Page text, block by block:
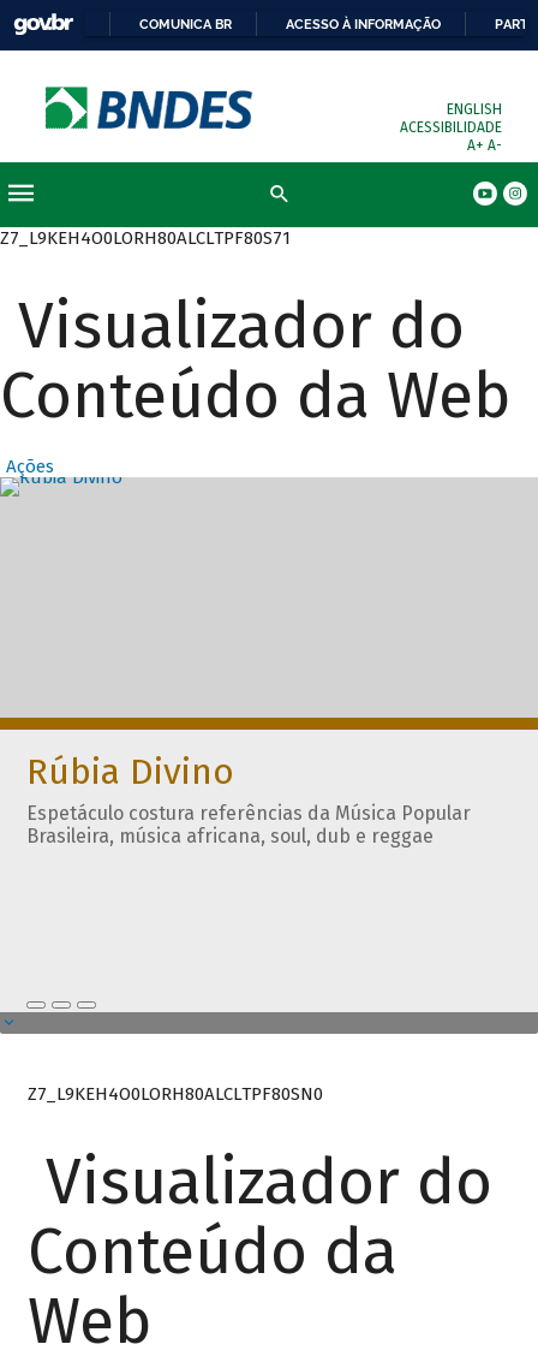
COMUNICA BR ACESSO À INFORMAÇÃO
ENGLISH
ACESSIBILIDADE
A+ A-
Z7_L9KEH4O0LORH80ALCLTPF80S71
Visualizador do
Conteúdo da Web
Ações
Destaques
Rúbia Divino
Espetáculo costura referências da Música Popular
Brasileira, música africana, soul, dub e reggae
Z7_L9KEH4O0LORH80ALCLTPF80SN0
Visualizador do
Conteúdo da
Web